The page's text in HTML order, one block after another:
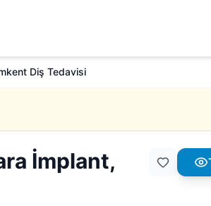
Diş Tedavisi
İmplant,